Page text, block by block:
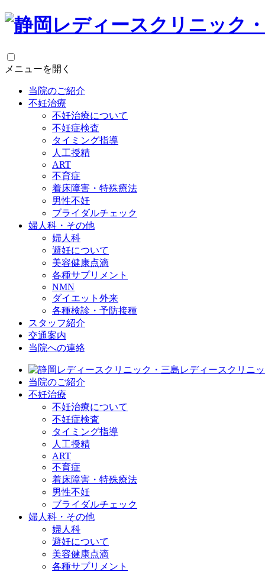
メニューを開く
当院のご紹介
不妊治療
不妊治療について
不妊症検査
タイミング指導
人工授精
ART
不育症
着床障害・特殊療法
男性不妊
ブライダルチェック
婦人科・その他
婦人科
避妊について
美容健康点滴
各種サプリメント
NMN
ダイエット外来
各種検診・予防接種
スタッフ紹介
交通案内
当院への連絡
当院のご紹介
不妊治療
不妊治療について
不妊症検査
タイミング指導
人工授精
ART
不育症
着床障害・特殊療法
男性不妊
ブライダルチェック
婦人科・その他
婦人科
避妊について
美容健康点滴
各種サプリメント